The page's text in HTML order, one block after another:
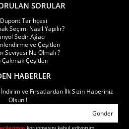
pratik kullanım sağlayan aksesuar
SORULAR
Tarihçesi
Seçimi Nasıl Yapılır?
Sedir Ağacı
ve Çeşitleri
Seviyesi Ne Olmalı ?
Çakmak Çeşitleri
HABERLER
ve Fırsatlardan İlk Sizin Haberiniz
Olsun !
Gönder
korunmasını kabul ediyorum.